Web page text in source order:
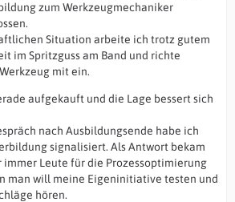
zum Werkzeugmechaniker
Situation arbeite ich trotz gutem
im Spritzguss am Band und richte
mit ein.
aufgekauft und die Lage bessert sich
nach Ausbildungsende habe ich
signalisiert. Als Antwort bekam
immer Leute für die Prozessoptimierung
man will meine Eigeninitiative testen und
hören.